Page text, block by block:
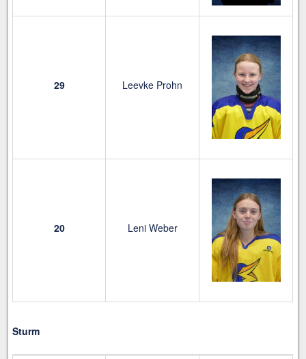
29 Leevke Prohn
20 Leni Weber
Sturm